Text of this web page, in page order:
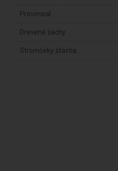
Provensal
Drevené šachy
Stromčeky šťastia